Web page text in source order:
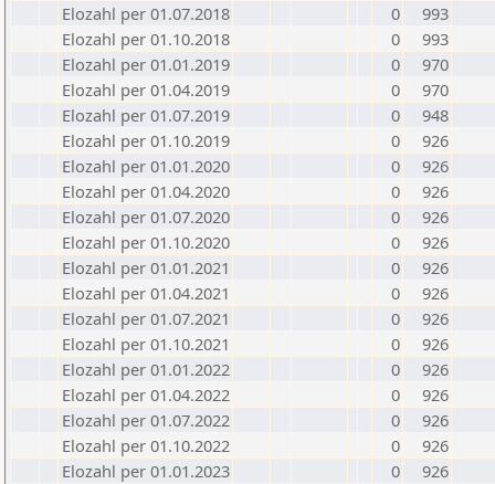
Elozahl per 01.07.2018
0
993
Elozahl per 01.10.2018
0
993
Elozahl per 01.01.2019
0
970
Elozahl per 01.04.2019
0
970
Elozahl per 01.07.2019
0
948
Elozahl per 01.10.2019
0
926
Elozahl per 01.01.2020
0
926
Elozahl per 01.04.2020
0
926
Elozahl per 01.07.2020
0
926
Elozahl per 01.10.2020
0
926
Elozahl per 01.01.2021
0
926
Elozahl per 01.04.2021
0
926
Elozahl per 01.07.2021
0
926
Elozahl per 01.10.2021
0
926
Elozahl per 01.01.2022
0
926
Elozahl per 01.04.2022
0
926
Elozahl per 01.07.2022
0
926
Elozahl per 01.10.2022
0
926
Elozahl per 01.01.2023
0
926